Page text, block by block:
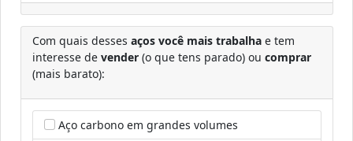
Com quais desses aços você mais trabalhae tem
interesse de vender(o que tens parado) ou comprar
(mais barato):
Aço carbono em grandes volumes